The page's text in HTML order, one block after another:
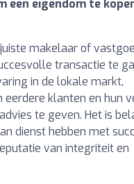
een eigendom te
makelaar of
transactie te
in de lokale markt,
eerdere klanten en hun
te geven. Het is
dienst hebben met
van integriteit en